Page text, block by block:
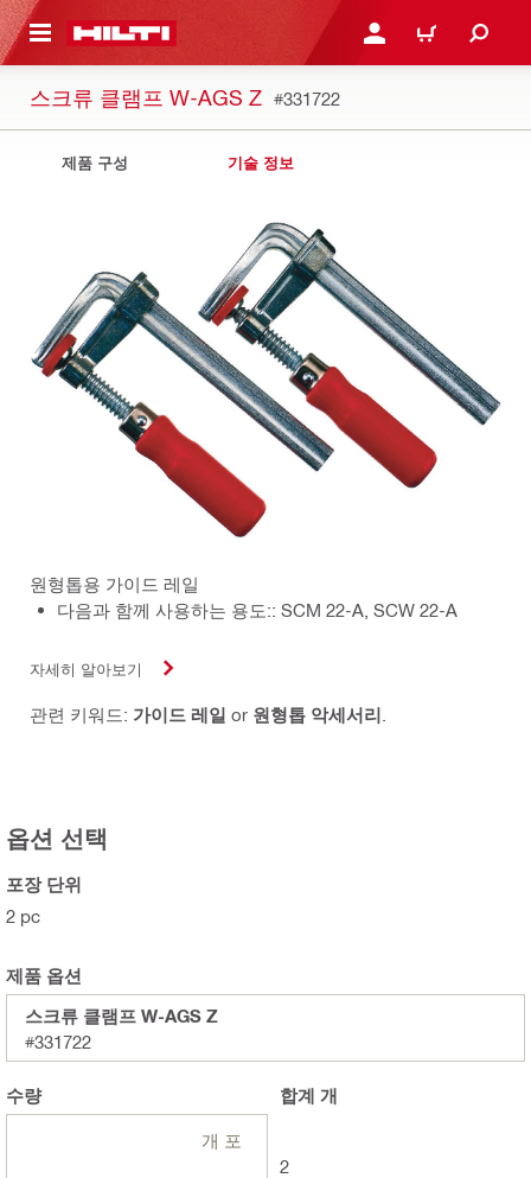
으로 건너뛰기 로그인 또는 회원가입
장바구니
스크류 클램프 W-AGS Z #331722
제품 구성 기술 정보
원형톱용 가이드 레일
다음과 함께 사용하는 용도:: SCM 22-A, SCW 22-A
자세히 알아보기
관련 키워드: 가이드 레일 or 원형톱 악세서리
옵션 선택
포장 단위
2 pc
제품 옵션
스크류 클램프 W-AGS Z
#331722
수량
개 포
합계 개
2